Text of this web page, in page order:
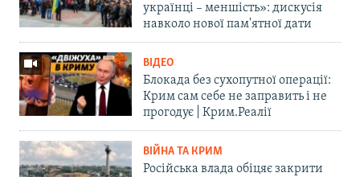
українці – меншість»: дискусія
навколо нової пам'ятної дати
ВІДЕО
Блокада без сухопутної операції:
Крим сам себе не заправить і не
прогодує | Крим.Реалії
ВІЙНА ТА КРИМ
Російська влада обіцяє закрити